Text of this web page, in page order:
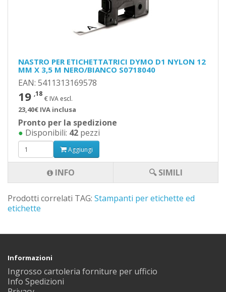
NASTRO PER ETICHETTATRICI DYMO D1 NYLON 12
MM X 3,5 M NERO/BIANCO S0718040
EAN: 5411313169578
19 ,18
€ IVA escl.
23,40€ IVA inclusa
Pronto per la spedizione
● Disponibili: 42 pezzi
Aggiungi
INFO 🔍 SIMILI
Prodotti correlati TAG: Stampanti per etichette ed
etichette
Informazioni
Ingrosso cartoleria forniture per ufficio
Info Spedizioni